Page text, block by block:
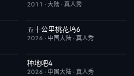
2011 · 大陆 · 真人秀
今日更新
五十公里桃花坞6
2026 · 中国大陆 · 真人秀
今日更新
种地吧4
2026 · 中国大陆 · 真人秀